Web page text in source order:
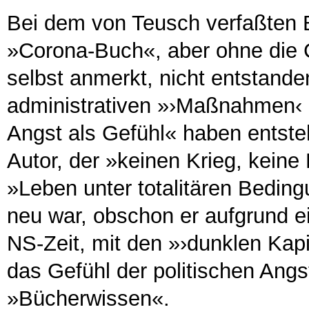
Bei dem von Teusch
»Corona-Buch«, aber ohne die
selbst anmerkt, nicht
administrativen
Angst als Gefühl« haben
Autor, der »keinen Krieg,
»Leben unter totalitären
neu war, obschon er aufgrund
NS-Zeit, mit den »›dunklen
das Gefühl der politischen
»Bücherwissen«.